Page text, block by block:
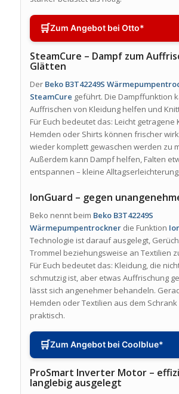
🛒Zum Angebot bei Otto*
SteamCure – Dampf zum
Glätten
Der Beko B3T42249S
SteamCure geführt. Die Dampffunktion
Auffrischen von Kleidung helfen und
Für Euch bedeutet das: Leicht getragene
Hemden oder Shirts können frischer
wieder komplett gewaschen werden zu
Außerdem kann Dampf helfen, Falten
entspannen – kleine
IonGuard – gegen
Beko nennt beim Beko B3T42249S
Wärmepumpentrocknerdie Funktion
Technologie ist darauf ausgelegt,
Trommel beziehungsweise an Textilien
Für Euch bedeutet das: Kleidung, die
schmutzig ist, aber etwas Auffrischung
lässt sich angenehmer behandeln.
Hemden oder Textilien aus dem Schrank
praktisch.
🛒Zum Angebot bei Coolblue*
ProSmart Inverter Motor –
langlebig ausgelegt